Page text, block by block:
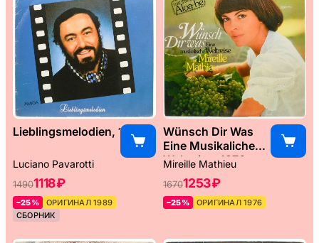
Lieblingsmelodien, 1989
Luciano Pavarotti
14901118 ₽
–25%
ОРИГИНАЛ 1989
СБОРНИК
Wünsch Dir Was
Eine Musikaliche
Weltreise, 1976
Mireille Mathieu
16701253 ₽
–25% ОРИГИНАЛ 1976